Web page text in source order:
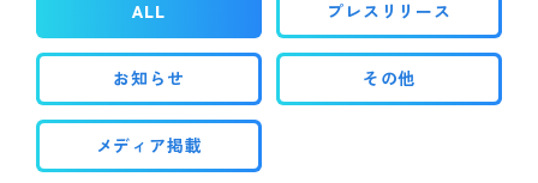
IR情報
採用情報
ALL プレスリリース
お知らせ その他
メディア掲載